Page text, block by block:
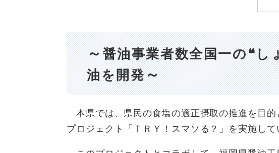
～醤油事業者数全国一の❝し
油を開発～
本県では、県民の食塩の適正摂取の推進を目
プロジェクト「ＴＲＹ！スマソる？」を実施して